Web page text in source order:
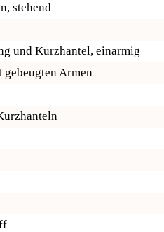
stehend
und Kurzhantel, einarmig
Armen